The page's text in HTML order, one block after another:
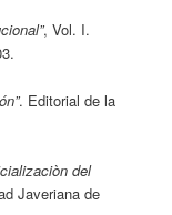
, Vol. I.
. Editorial de la
del
Javeriana de